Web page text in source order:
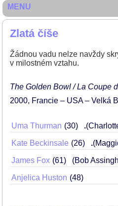
Zlatá číše
Žádnou vadu nelze navždy
v milostném vztahu.
The Golden Bowl / La Coupe
2000 Francie – USA – Velká
Uma Thurman 30 .
Kate Beckinsale 26 .
James Fox 61 (Bob
Anjelica Huston 48
MENU